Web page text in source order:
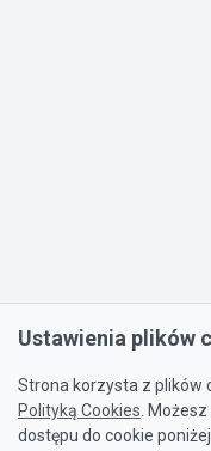
Ustawienia plików
Strona korzysta z plików
Polityką Cookies .
dostępu do cookie poniżej.